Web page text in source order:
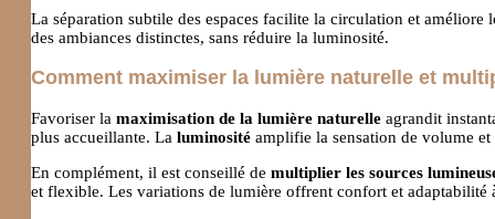
La séparation subtile des espaces facilite la circulation et
des ambiances distinctes, sans réduire la luminosité.
Comment maximiser la lumière naturelle et
Favoriser la maximisation de la lumière naturelle agrandit
plus accueillante. La luminosité amplifie la sensation de volume et
En complément, il est conseillé de multiplier les sources
et flexible. Les variations de lumière offrent confort et adaptabilité